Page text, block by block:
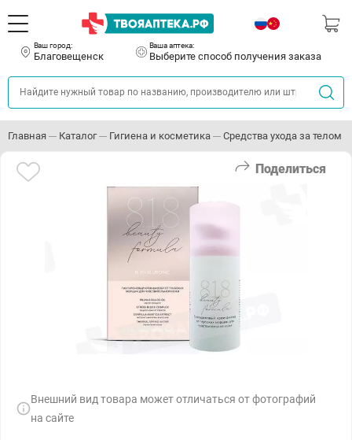
Ваш город:
Благовещенск
Ваша аптека:
Выберите способ получения заказа
Главная Каталог Гигиена и косметика Средства ухода за телом
Поделиться
Внешний вид товара может отличаться от фотографий
на сайте